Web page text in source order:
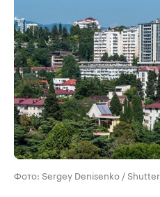
Фото: Sergey Denisenko /